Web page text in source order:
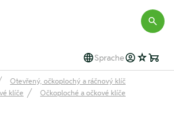
Sprache
Otevřený, očkoplochý a ráčnový klíč
klíče
Očkoploché a očkové klíče